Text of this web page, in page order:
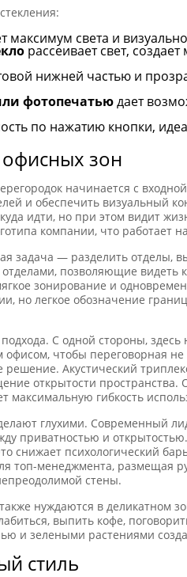
максимум света и
рассеивает свет,
нижней частью и
фотопечатьюдает
по нажатию кнопки,
зон
начинается с
и обеспечить визуальный
идти, но при этом видит
компании, что работает
задача — разделить
позволяющие
зонирование и
но легкое обозначение
С одной стороны,
офисом, чтобы переговорная
Акустический
открытости
максимальную гибкость
глухими. Современный
приватностью и
снижает психологический
топ-менеджмента, размещая
стены.
нуждаются в деликатном
выпить кофе,
и зелеными растениями
стиль